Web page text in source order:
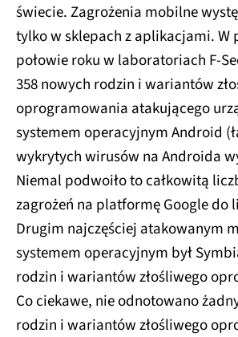
świecie. Zagrożenia mobilne
tylko w sklepach z aplikacjami. W
połowie roku w laboratoriach F-
358 nowych rodzin i wariantów
oprogramowania atakującego
systemem operacyjnym Android
wykrytych wirusów na Androida
Niemal podwoiło to całkowitą
zagrożeń na platformę Google do
Drugim najczęściej atakowanym
systemem operacyjnym był
rodzin i wariantów złośliwego
Co ciekawe, nie odnotowano
rodzin i wariantów złośliwego